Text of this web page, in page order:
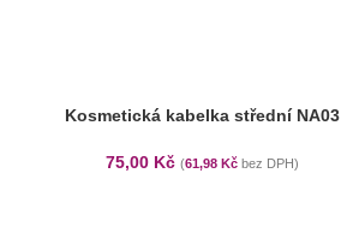
Kosmetická kabelka střední NA03
75,00 Kč (61,98Kč bez DPH)